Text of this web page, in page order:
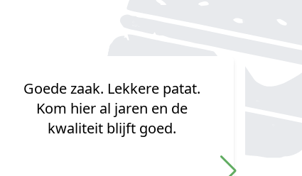
Lekkere verse patat
gekregen. Oorlog saus was
heerlijk door de puntzak